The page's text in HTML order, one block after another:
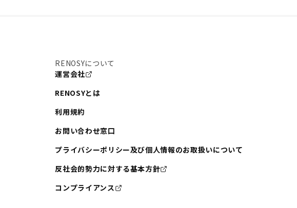
RENOSYについて
運営会社
RENOSYとは
利用規約
お問い合わせ窓口
プライバシーポリシー及び個人情報のお取扱いについて
反社会的勢力に対する基本方針
コンプライアンス